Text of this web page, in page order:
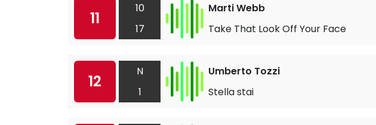
11
10
17
Marti Webb
Take That Look Off Your Face
12
N
1
Umberto Tozzi
Stella stai